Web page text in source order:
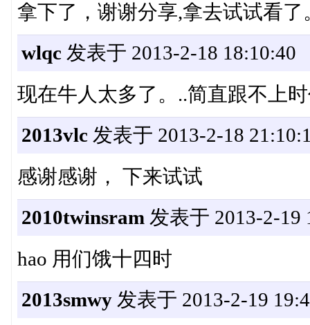
拿下了，谢谢分享,拿去试试看了
wlqc发表于 2013-2-18 18:10:40
现在牛人太多了。..简直跟不上
2013vlc发表于 2013-2-18
感谢感谢， 下来试试
2010twinsram 发表于 2013-2-19
hao 用们饿十四时
2013smwy发表于 2013-2-19